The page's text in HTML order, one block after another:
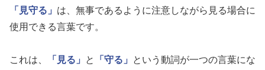
「見守る」 は、無事であるように注意しながら見る場合に
使用できる言葉です。
これは、 「見る」 と 「守る」
という動詞が一つの言葉にな